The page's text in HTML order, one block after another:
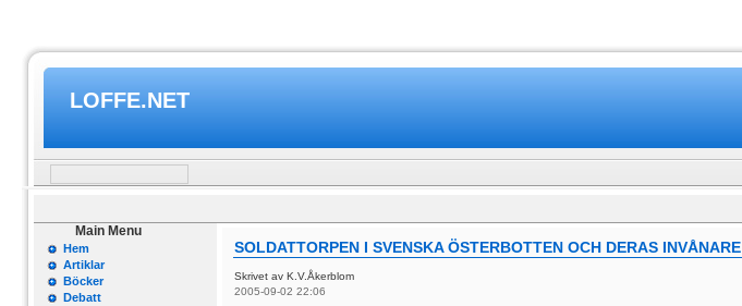
LOFFE.NET
Main Menu
Hem
Artiklar
Böcker
Debatt
SOLDATTORPEN I SVENSKA ÖSTERBOTTEN OCH DERAS INVÅNARE
Skrivet av K.V.Åkerblom
2005-09-02 22:06